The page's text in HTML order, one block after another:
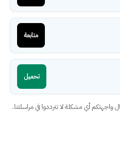
متابعة
تحميل
أي مشكلة لا تترددوا في مراسلتنا.